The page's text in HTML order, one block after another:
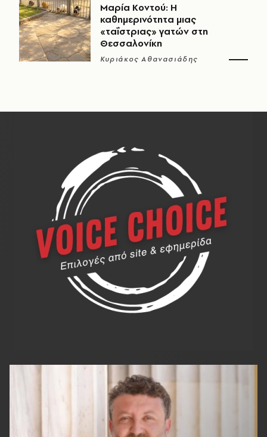
Μαρία Κοντού: Η
καθημερινότητα μιας
«ταΐστριας» γατών στη
Θεσσαλονίκη
Κυριάκος Αθανασιάδης